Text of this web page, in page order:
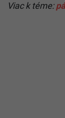
Viac k téme: